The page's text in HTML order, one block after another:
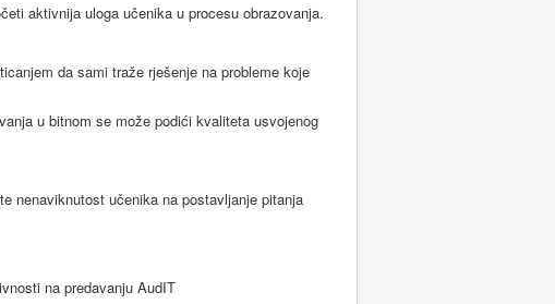
aktivnija uloga učenika u procesu obrazovanja.
da sami traže rješenje na probleme koje
u bitnom se može podići kvaliteta usvojenog
nenaviknutost učenika na postavljanje pitanja
na predavanju AudIT